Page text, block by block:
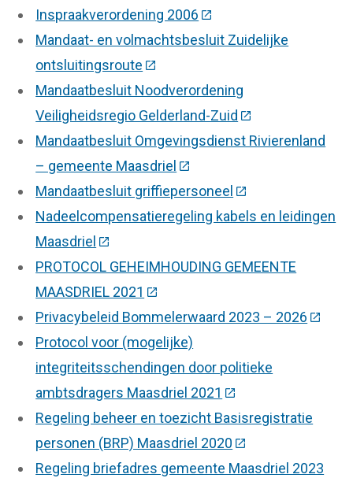
Inspraakverordening 2006 (Deze link gaat naar
Mandaat- en volmachtsbesluit Zuidelijke
ontsluitingsroute (Deze link gaat naar een externe
Mandaatbesluit Noodverordening
Veiligheidsregio Gelderland-Zuid (Deze link gaat
Mandaatbesluit Omgevingsdienst Rivierenland
– gemeente Maasdriel (Deze link gaat naar een
Mandaatbesluit griffiepersoneel (Deze link gaat
Nadeelcompensatieregeling kabels en leidingen
Maasdriel (Deze link gaat naar een externe
PROTOCOL GEHEIMHOUDING GEMEENTE
MAASDRIEL 2021 (Deze link gaat naar een externe
Privacybeleid Bommelerwaard 2023 – 2026 (Deze
Protocol voor (mogelijke)
integriteitsschendingen door politieke
ambtsdragers Maasdriel 2021 (Deze link gaat
Regeling beheer en toezicht Basisregistratie
personen (BRP) Maasdriel 2020 (Deze link gaat
Regeling briefadres gemeente Maasdriel 2023